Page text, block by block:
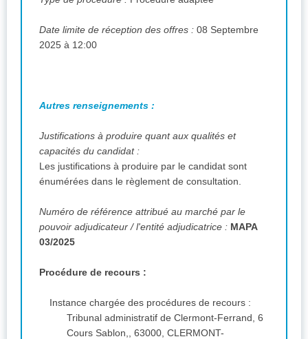
Date limite de réception des offres : 08 Septembre
2025 à 12:00
Autres renseignements :
Justifications à produire quant aux qualités et
capacités du candidat :
Les justifications à produire par le candidat sont
énumérées dans le règlement de consultation.
Numéro de référence attribué au marché par le
pouvoir adjudicateur / l'entité adjudicatrice : MAPA
03/2025
Procédure de recours :
Instance chargée des procédures de recours :
Tribunal administratif de Clermont-Ferrand, 6
Cours Sablon,, 63000, CLERMONT-